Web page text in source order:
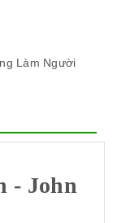
Làm Người
- John